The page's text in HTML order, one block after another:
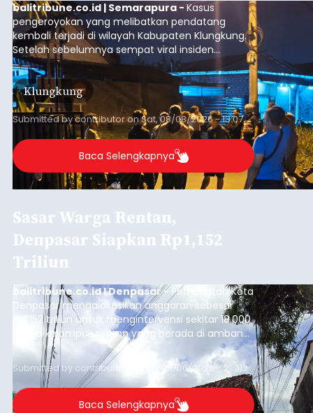
balitribune.co.id | Semarapura -Kasus
pengeroyokan yang melibatkan pendatang
kembali terjadi di wilayah Kabupaten Klungkung.
Setelah sebelumnya sempat viral insiden
keributan di barat Pasar Galiran, peristiwa serupa
kini menimpa seorang pemuda asal Kabupaten
Sumba Barat Daya (SBD), Nusa Tenggara Timur
(NTT).
Klungkung
Submitted bycontributoronSat, 08/08/2026 - 13:07
Baca Selengkapnya
Sasar Warga Rentan,
Denpasar Siapkan Rp1,152
Triliun
balitribune.co.id I Denpasar - Pemerintah Kota
Denpasar mengalokasikan anggaran sebesar
Rp1,152 triliun untuk mengintervensi sekitar 18.000
warga kelompok rentan yang berada di ambang
garis kemiskinan. Langkah strategis ini diambil
guna menjaga masyarakat yang berada pada
kelompok desil 5 dan 6 tersebut agar tidak
merosot ke kategori miskin.
Submitted by contributor Thu, 08/06/2026 - 21:31
Baca Selengkapnya